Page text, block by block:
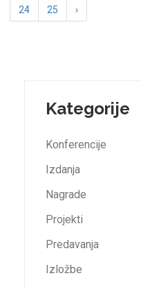
24 25 ›
Kategorije
Konferencije
Izdanja
Nagrade
Projekti
Predavanja
Izložbe